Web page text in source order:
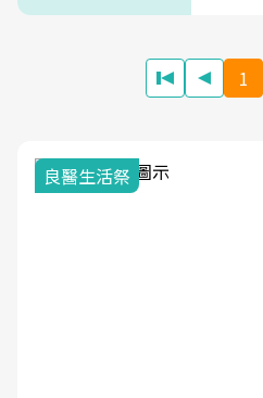
1
我與健康韌性的距離